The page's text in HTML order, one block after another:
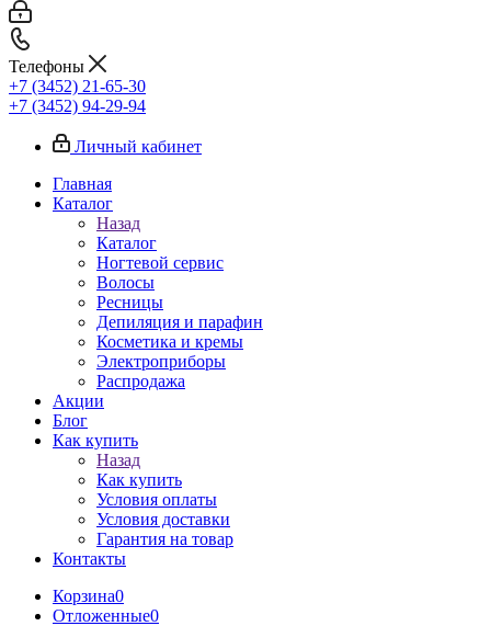
Телефоны
+7 (3452) 21-65-30
+7 (3452) 94-29-94
Личный кабинет
Главная
Каталог
Назад
Каталог
Ногтевой сервис
Волосы
Ресницы
Депиляция и парафин
Косметика и кремы
Электроприборы
Распродажа
Акции
Блог
Как купить
Назад
Как купить
Условия оплаты
Условия доставки
Гарантия на товар
Контакты
Корзина0
Отложенные0